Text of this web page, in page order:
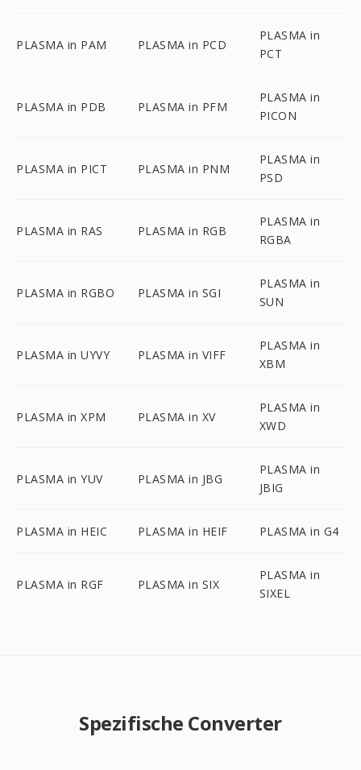
PLASMA in PAM PLASMA in PCD
PLASMA in
PCT
PLASMA in PDB PLASMA in PFM
PLASMA in
PICON
PLASMA in PICT PLASMA in PNM
PLASMA in
PSD
PLASMA in RAS PLASMA in RGB
PLASMA in
RGBA
PLASMA in RGBO PLASMA in SGI
PLASMA in
SUN
PLASMA in UYVY PLASMA in VIFF
PLASMA in
XBM
PLASMA in XPM PLASMA in XV
PLASMA in
XWD
PLASMA in YUV PLASMA in JBG
PLASMA in
JBIG
PLASMA in HEIC PLASMA in HEIF PLASMA in G4
PLASMA in RGF PLASMA in SIX
PLASMA in
SIXEL
Spezifische Converter